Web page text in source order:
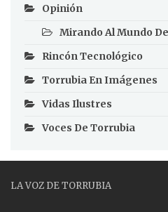
Opinión
Mirando Al Mundo
Rincón Tecnológico
Torrubia En Imágenes
Vidas Ilustres
Voces De Torrubia
LA VOZ DE TORRUBIA